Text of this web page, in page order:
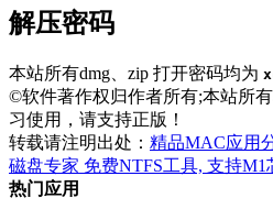
解压密码
本站所有dmg、zip 打开密码均为
©软件著作权归作者所有;本站所
习使用，请支持正版！
转载请注明出处： 精品MAC应用
磁盘专家 免费NTFS工具, 支持M1
热门应用